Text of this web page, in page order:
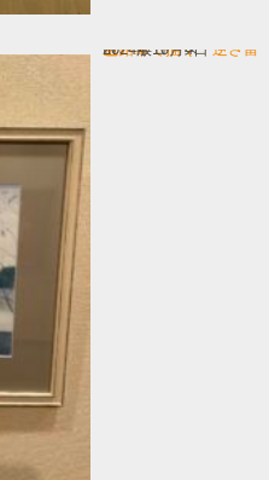
色鉛筆で描く 逆さ富士
In 一般コース
2024年10月4日